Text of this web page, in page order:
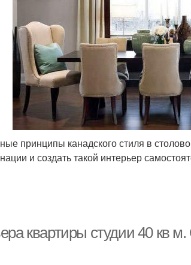
принципы канадского стиля в
и создать такой интерьер
квартиры студии 40 кв